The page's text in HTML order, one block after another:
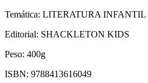
Temática: LITERATURA INFANTIL
Editorial: SHACKLETON KIDS
Peso: 400g
ISBN: 9788413616049